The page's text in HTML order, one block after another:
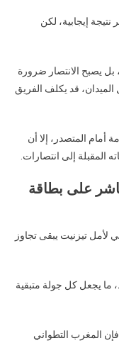
نتيجة إيجابية، لكن
يصبح الانتصار ضرورة
قد يكلف الفريق
أمام المتصدر، إلا أن
المقبلة إلى انتصارات.
على بطاقة
لأمل تيزنيت يبقى تجاوز
ما يجعل كل جولة متبقية
في الوصول إلى 52 نقطة، فإن المغرب التطواني